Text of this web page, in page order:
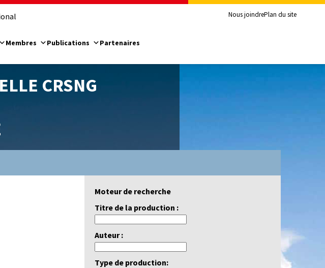
Nous joindrePlan du site
Membres Publications Partenaires
CRSNG
Moteur de recherche
Titre de la production :
Auteur :
Type de production: